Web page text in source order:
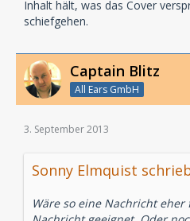
Inhalt hält, was das Cover
schiefgehen.
Captain Blitz
All Ears GmbH
3. September 2013
Sonny Elmquist
Wäre so eine Nachricht